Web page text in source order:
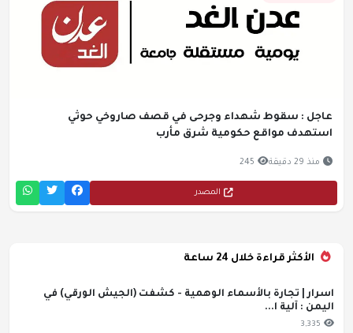
عاجل : سقوط شهداء وجرحى في قصف صاروخي حوثي
استهدف مواقع حكومية شرق مأرب
منذ 29 دقيقة 245
المصدر
الأكثر قراءة خلال 24 ساعة
اسرار | تجارة بالأسماء الوهمية - كشفت (الجيش الورقي) في
اليمن : آلية ا...
3,335